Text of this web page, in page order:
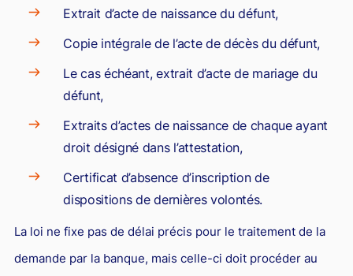
Extrait d’acte de naissance du défunt,
Copie intégrale de l’acte de décès du défunt,
Le cas échéant, extrait d’acte de mariage du
défunt,
Extraits d’actes de naissance de chaque ayant
droit désigné dans l’attestation,
Certificat d’absence d’inscription de
dispositions de dernières volontés.
La loi ne fixe pas de délai précis pour le traitement de la
demande par la banque, mais celle-ci doit procéder au